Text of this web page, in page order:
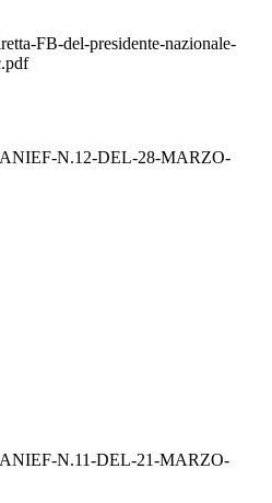
FB-del-presidente-nazionale-
N.12-DEL-28-MARZO-
N.11-DEL-21-MARZO-